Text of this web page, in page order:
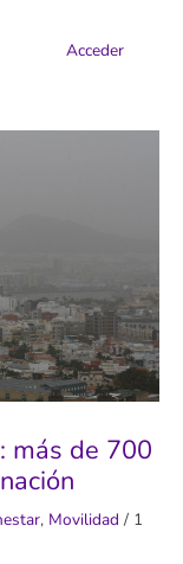
Acceder
más de 700
, Movilidad / 1